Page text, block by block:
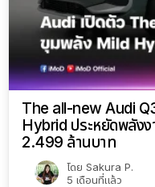
The all-new Audi
Hybrid ประหยัดพลัง
2.499 ล้านบาท
โดย Sakura P.
5 เดือนที่แล้ว